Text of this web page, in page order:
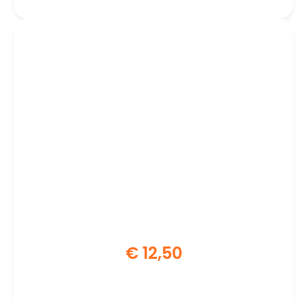
€12,50